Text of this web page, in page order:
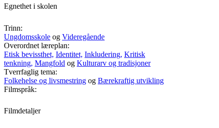
Egnethet i skolen
Trinn:
Ungdomsskole og Videregående
Overordnet læreplan:
Etisk bevissthet, Identitet, Inkludering, Kritisk
tenkning, Mangfold og Kulturarv og tradisjoner
Tverrfaglig tema:
Folkehelse og livsmestring og Bærekraftig utvikling
Filmspråk:
Filmdetaljer